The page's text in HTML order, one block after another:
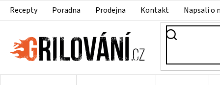
PřejítRecepty Poradna Prodejna Kontakt Napsali o